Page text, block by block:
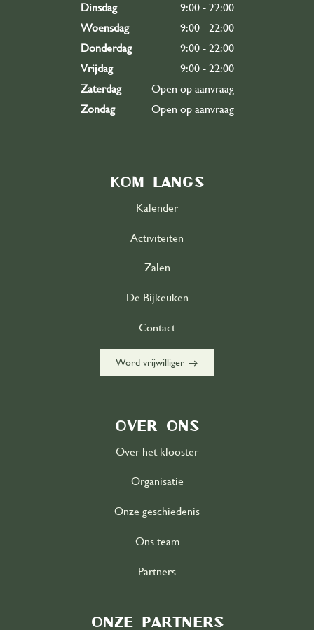
Dinsdag
9:00 - 22:00
Woensdag
9:00 - 22:00
Donderdag
9:00 - 22:00
Vrijdag
9:00 - 22:00
Zaterdag
Open op aanvraag
Zondag
Open op aanvraag
Kom langs
Kalender
Activiteiten
Zalen
De Bijkeuken
Contact
Word vrijwilliger east
Over ons
Over het klooster
Organisatie
Onze geschiedenis
Ons team
Partners
Onze partners